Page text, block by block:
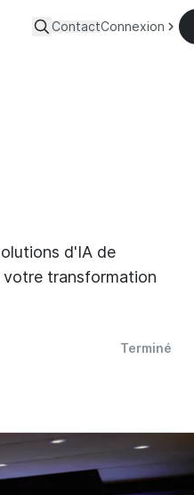
ContactConnexion
d'IA de
votre transformation
Terminé